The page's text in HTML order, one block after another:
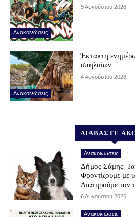
Ανακοινώσεις
5 Αυγούστου 2026
Ανακοινώσεις
Έκτακτη
σπηλαίων
4 Αυγούστου 2026
ΔΙΑΒΑΣΤΕ
Ανακοινώσεις
Δήμος Σάμης:
Φροντίζουμε με
Διατηρούμε τον
6 Αυγούστου 2026
Ανακοινώσεις